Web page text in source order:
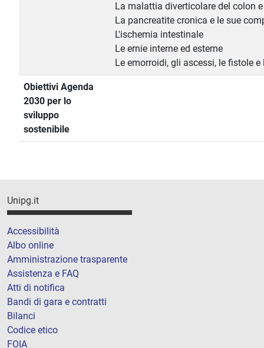
La malattia diverticolare del colon
La pancreatite cronica e le sue
L'ischemia intestinale
Le ernie interne ed esterne
Le emorroidi, gli ascessi, le fistole e
Obiettivi Agenda
2030 per lo
sviluppo
sostenibile
Unipg.it
Accessibilità
Albo online
Amministrazione trasparente
Assistenza e FAQ
Atti di notifica
Bandi di gara e contratti
Bilanci
Codice etico
FOIA